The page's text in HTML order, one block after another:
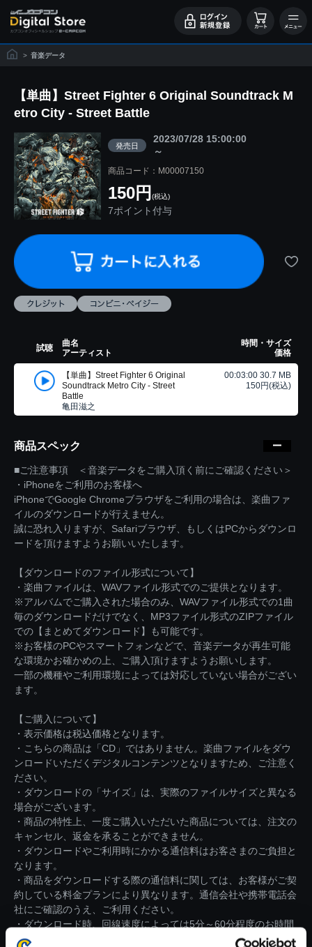
> 音楽データ
【単曲】Street Fighter 6 Original Soundtrack M
etro City - Street Battle
発売日
2023/07/28 15:00:00
～
商品コード：M00007150
150円 (税込)
7ポイント付与
試聴
曲名
アーティスト
時間・サイズ
価格
【単曲】Street Fighter 6 Original
Soundtrack Metro City - Street
Battle
亀田滋之
00:03:00 30.7 MB
150円(税込)
商品スペック
■ご注意事項 ＜音楽データをご購入頂く前にご確認ください＞
・iPhoneをご利用のお客様へ
iPhoneでGoogle Chromeブラウザをご利用の場合は、楽曲ファ
イルのダウンロードが行えません。
誠に恐れ入りますが、Safariブラウザ、もしくはPCからダウンロ
ードを頂けますようお願いいたします。
【ダウンロードのファイル形式について】
・楽曲ファイルは、WAVファイル形式でのご提供となります。
※アルバムでご購入された場合のみ、WAVファイル形式での1曲
毎のダウンロードだけでなく、MP3ファイル形式のZIPファイル
での【まとめてダウンロード】も可能です。
※お客様のPCやスマートフォンなどで、音楽データが再生可能
な環境かお確かめの上、ご購入頂けますようお願いします。
一部の機種やご利用環境によっては対応していない場合がござい
ます。
【ご購入について】
・表示価格は税込価格となります。
・こちらの商品は「CD」ではありません。楽曲ファイルをダウ
ンロードいただくデジタルコンテンツとなりますため、ご注意く
ださい。
・ダウンロードの「サイズ」は、実際のファイルサイズと異なる
場合がございます。
・商品の特性上、一度ご購入いただいた商品については、注文の
キャンセル、返金を承ることができません。
・ダウンロードやご利用時にかかる通信料はお客さまのご負担と
なります。
・商品をダウンロードする際の通信料に関しては、お客様がご契
約している料金プランにより異なります。通信会社や携帯電話会
社にご確認のうえ、ご利用ください。
・ダウンロード時、回線速度によっては5分～60分程度のお時間
がかかる場合がございます。